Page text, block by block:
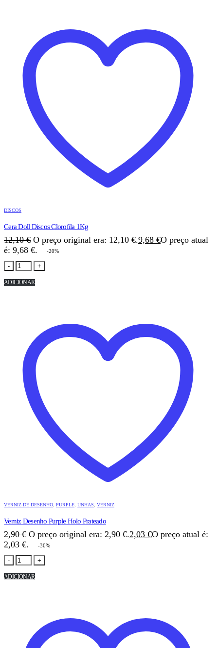
DISCOS
Cera Doll Discos Clorofila 1Kg
12,10€ O preço original era: 12,10 €.9,68 €O preço atual
é: 9,68 €.
-20%
- +
ADICIONAR
VERNIZ DE DESENHO PURPLE UNHAS VERNIZ
Verniz Desenho Purple Holo Prateado
2,90€ O preço original era: 2,90 €.2,03 €O preço atual é:
2,03 €.
-30%
- +
ADICIONAR